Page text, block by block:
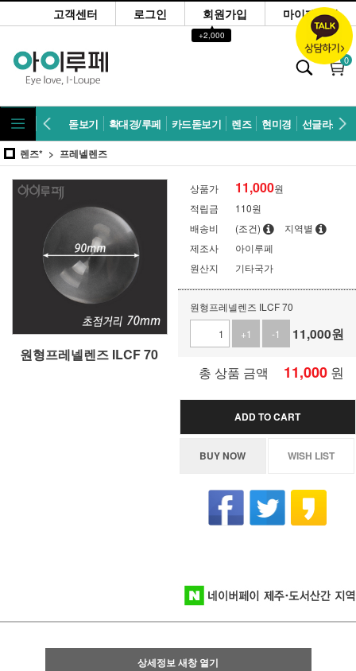
고객센터 로그인 회원가입
▲
+2,000
마이페이지
0
돋보기 확대경/루페 카드돋보기 렌즈 현미경 선글라스
렌즈* 프레넬렌즈
원형프레넬렌즈 ILCF 70
상품가 11,000원
적립금
110원
배송비
(조건)
지역별
제조사
아이루페
원산지
기타국가
원형프레넬렌즈 ILCF 70
+1
-1 11,000원
총 상품 금액 11,000 원
ADD TO CART
BUY NOW WISH LIST
상세정보 새창 열기